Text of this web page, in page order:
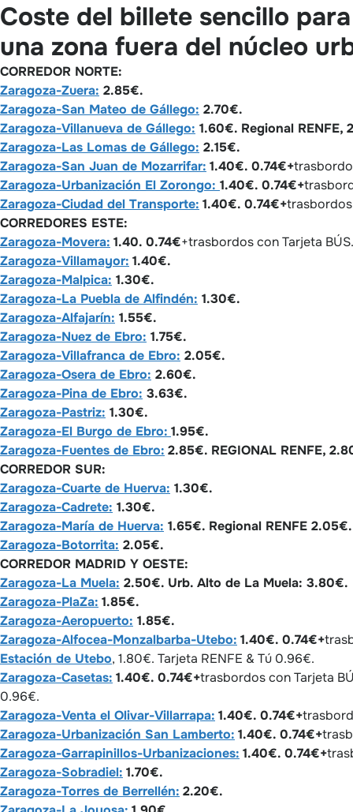
Coste del billete sencillo
una zona fuera del núcleo
CORREDOR NORTE:
Zaragoza-Zuera: 2.85€.
Zaragoza-San Mateo de Gállego: 2.70€.
Zaragoza-Villanueva de Gállego: 1.60€. Regional RENFE,
Zaragoza-Las Lomas de Gállego: 2.15€.
Zaragoza-San Juan de Mozarrifar: 1.40€. 0.74€+
Zaragoza-Urbanización El Zorongo: 1.40€. 0.74€+
Zaragoza-Ciudad del Transporte: 1.40€. 0.74€+trasbordos
CORREDORES ESTE:
Zaragoza-Movera: 1.40. 0.74€+trasbordos con Tarjeta BÚS.
Zaragoza-Villamayor: 1.40€.
Zaragoza-Malpica: 1.30€.
Zaragoza-La Puebla de Alfindén: 1.30€.
Zaragoza-Alfajarín: 1.55€.
Zaragoza-Nuez de Ebro: 1.75€.
Zaragoza-Villafranca de Ebro: 2.05€.
Zaragoza-Osera de Ebro: 2.60€.
Zaragoza-Pina de Ebro: 3.63€.
Zaragoza-Pastriz: 1.30€.
Zaragoza-El Burgo de Ebro: 1.95€.
Zaragoza-Fuentes de Ebro: 2.85€. REGIONAL RENFE,
CORREDOR SUR:
Zaragoza-Cuarte de Huerva: 1.30€.
Zaragoza-Cadrete: 1.30€.
Zaragoza-María de Huerva: 1.65€. Regional RENFE 2.05€.
Zaragoza-Botorrita: 2.05€.
CORREDOR MADRID Y OESTE:
Zaragoza-La Muela: 2.50€. Urb. Alto de La Muela: 3.80€.
Zaragoza-PlaZa: 1.85€.
Zaragoza-Aeropuerto: 1.85€.
Zaragoza-Alfocea-Monzalbarba-Utebo: 1.40€. 0.74€+
Estación de Utebo, 1.80€. Tarjeta RENFE & Tú 0.96€.
Zaragoza-Casetas: 1.40€. 0.74€+trasbordos con Tarjeta
0.96€.
Zaragoza-Venta el Olivar-Villarrapa: 1.40€. 0.74€+
Zaragoza-Urbanización San Lamberto: 1.40€. 0.74€+
Zaragoza-Garrapinillos-Urbanizaciones: 1.40€. 0.74€+
Zaragoza-Sobradiel: 1.70€.
Zaragoza-Torres de Berrellén: 2.20€.